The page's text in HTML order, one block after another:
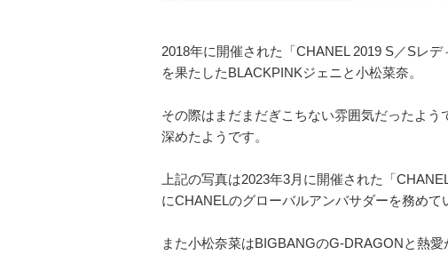
2018年に開催された「CHANEL 2019 S／Sレ
を果たしたBLACKPINKジェニと小松菜奈。
その際はまだまだぎこちない雰囲気だったよ
深めたようです。
上記の写真は2023年3月に開催された「
にCHANELのグローバルアンバサダーを務めて
また小松奈菜はBIGBANGのG-DRAGONと熱